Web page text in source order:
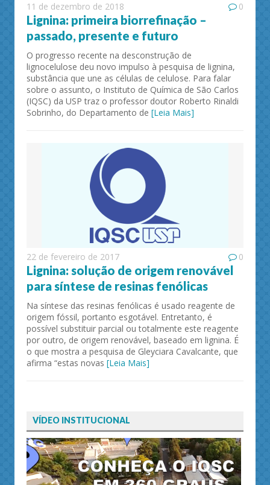
11 de dezembro de 2018 0
Lignina: primeira biorrefinação –
passado, presente e futuro
O progresso recente na desconstrução de
lignocelulose deu novo impulso à pesquisa de lignina,
substância que une as células de celulose. Para falar
sobre o assunto, o Instituto de Química de São Carlos
(IQSC) da USP traz o professor doutor Roberto Rinaldi
Sobrinho, do Departamento de [Leia Mais]
22 de fevereiro de 2017 0
Lignina: solução de origem renovável
para síntese de resinas fenólicas
Na síntese das resinas fenólicas é usado reagente de
origem fóssil, portanto esgotável. Entretanto, é
possível substituir parcial ou totalmente este reagente
por outro, de origem renovável, baseado em lignina. É
o que mostra a pesquisa de Gleyciara Cavalcante, que
afirma “estas novas [Leia Mais]
VÍDEO INSTITUCIONAL